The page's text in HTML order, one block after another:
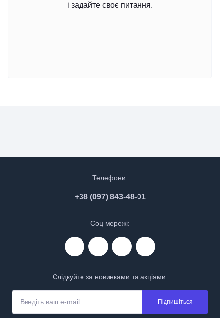
і задайте своє питання.
Телефони:
+38 (097) 843-48-01
Соц мережі:
Слідкуйте за новинками та акціями:
Підпишіться